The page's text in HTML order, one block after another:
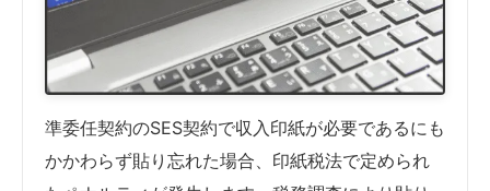
準委任契約のSES契約で収入印紙が必要であるにも
かかわらず貼り忘れた場合、印紙税法で定められ